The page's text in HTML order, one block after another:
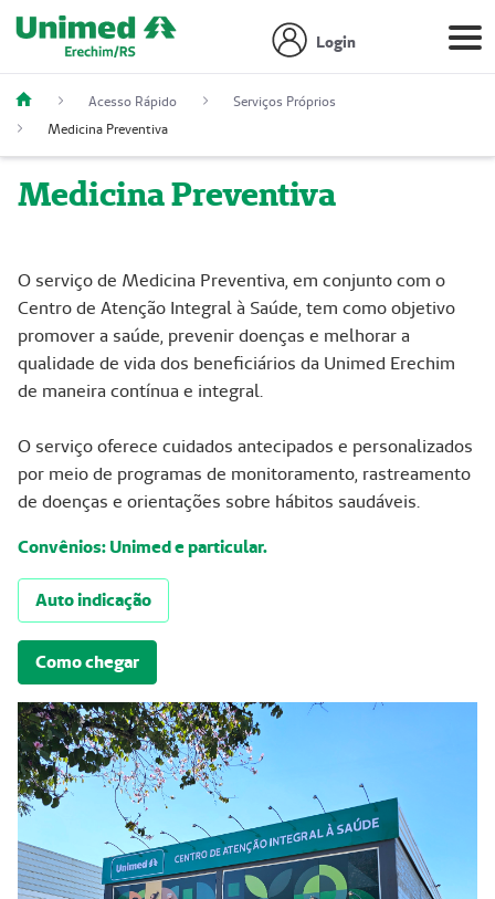
Login
Acesso Rápido
Serviços Próprios
Medicina Preventiva
Medicina Preventiva
O serviço de Medicina Preventiva, em conjunto com o
Centro de Atenção Integral à Saúde, tem como objetivo
promover a saúde, prevenir doenças e melhorar a
qualidade de vida dos beneficiários da Unimed Erechim
de maneira contínua e integral.
O serviço oferece cuidados antecipados e personalizados
por meio de programas de monitoramento, rastreamento
de doenças e orientações sobre hábitos saudáveis.
Convênios: Unimed e particular.
Auto indicação
Como chegar